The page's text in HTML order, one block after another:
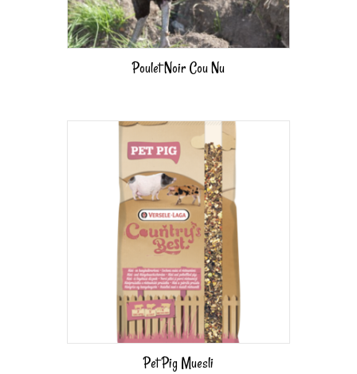
Poulet Noir Cou Nu
Pet Pig Muesli